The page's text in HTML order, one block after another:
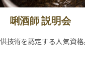
唎酒師 説明会
技術を認定する人気資